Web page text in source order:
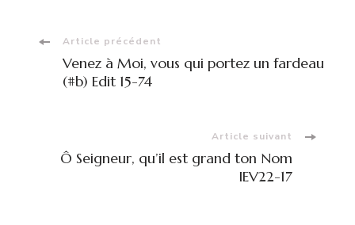
Navigation
d'article
Article précédent
Venez à Moi, vous qui portez un fardeau
(#b) Edit 15-74
Article suivant
Ô Seigneur, qu’il est grand ton Nom
IEV22-17